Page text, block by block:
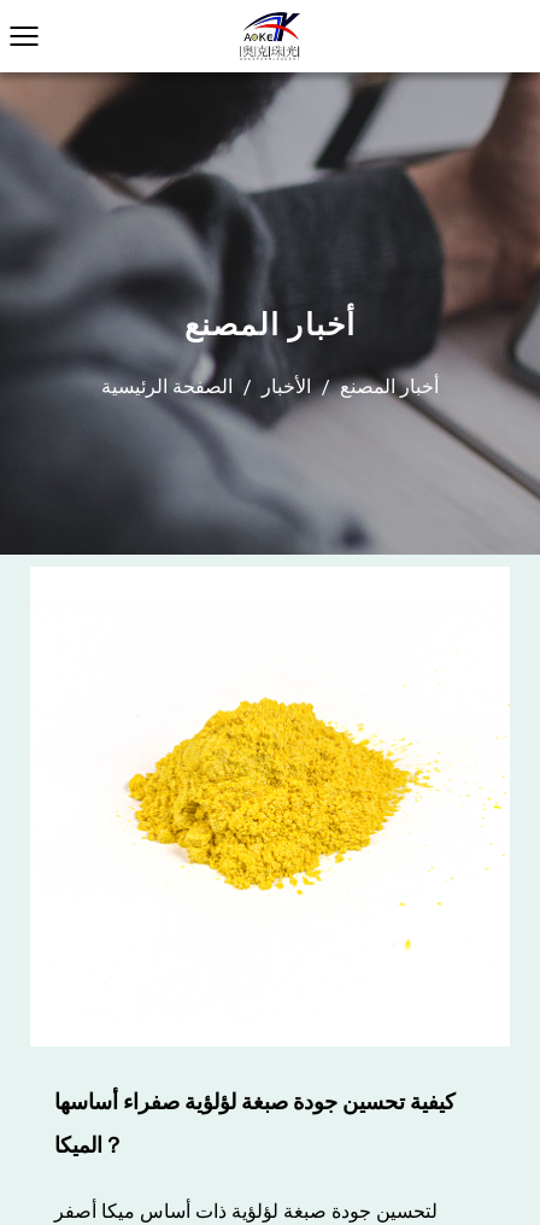
أخبار المصنع
الصفحة الرئيسية / الأخبار / أخبار المصنع
كيفية تحسين جودة صبغة لؤلؤية صفراء أساسها
الميكا？
لتحسين جودة صبغة لؤلؤية ذات أساس ميكا أصفر